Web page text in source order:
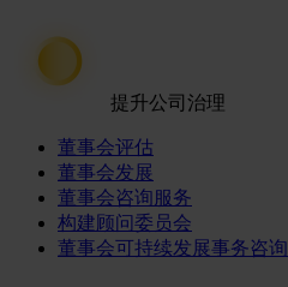
提升公司治理
董事会评估
董事会发展
董事会咨询服务
构建顾问委员会
董事会可持续发展事务咨询